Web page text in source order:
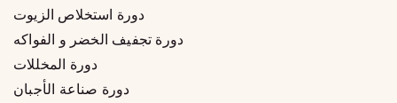
دورة استخلاص الزيوت
دورة تجفيف الخضر و الفواكه
دورة المخللات
دورة صناعة الأجبان